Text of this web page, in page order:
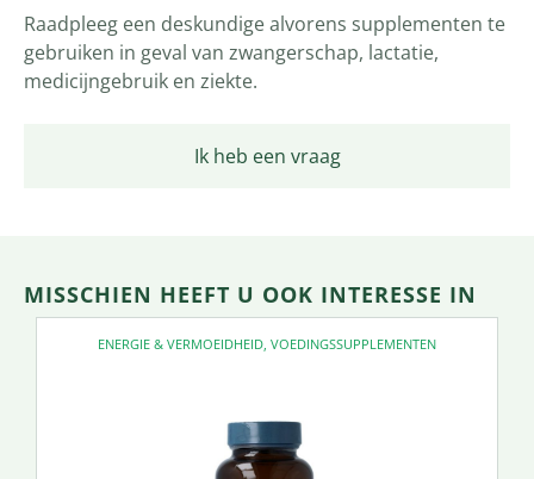
Ik heb een vraag
Raadpleeg een deskundige alvorens supplementen te
gebruiken in geval van zwangerschap, lactatie,
medicijngebruik en ziekte.
MISSCHIEN HEEFT U OOK INTERESSE IN
ENERGIE & VERMOEIDHEID, VOEDINGSSUPPLEMENTEN